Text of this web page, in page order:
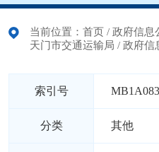
当前位置： 首页 / 政府信息
天门市交通运输局 / 政府信
索引号
分类 其他